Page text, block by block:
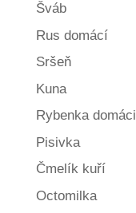
Šváb
Rus domácí
Sršeň
Kuna
Rybenka domáci
Pisivka
Čmelík kuří
Octomilka